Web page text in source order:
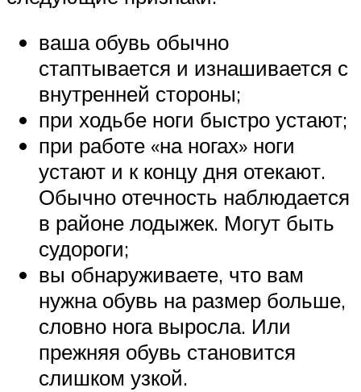
ваша обувь обычно
стаптывается и изнашивается с
внутренней стороны;
при ходьбе ноги быстро устают;
при работе «на ногах» ноги
устают и к концу дня отекают.
Обычно отечность наблюдается
в районе лодыжек. Могут быть
судороги;
вы обнаруживаете, что вам
нужна обувь на размер больше,
словно нога выросла. Или
прежняя обувь становится
слишком узкой.